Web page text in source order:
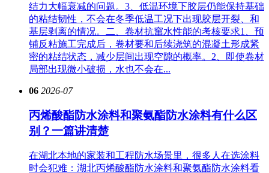
结力大幅衰减的问题。3、低温环境下胶层仍能保持基础
的粘结韧性，不会在冬季低温工况下出现胶层开裂、和
基层剥离的情况。二、卷材抗窜水性能的考核要求1、预
铺反粘施工完成后，卷材要和后续浇筑的混凝土形成紧
密的粘结状态，减少层间出现空隙的概率。2、即使卷材
局部出现微小破损，水也不会在...
06 2026-07
丙烯酸酯防水涂料和聚氨酯防水涂料有什么区
别？一篇讲清楚
在湖北本地的家装和工程防水场景里，很多人在选涂料
时会犯难：‌湖北丙烯酸酯防水涂料‌和聚氨酯防水涂料看